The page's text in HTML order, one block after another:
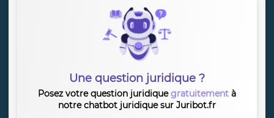
Une question juridique ?
Posez votre question juridiquegratuitement à
notre chatbot juridique sur Juribot.fr